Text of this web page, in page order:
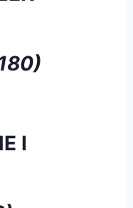
I